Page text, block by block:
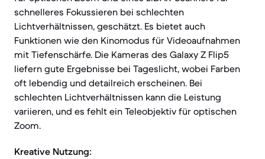
schnelleres Fokussieren bei schlechten
Lichtverhältnissen, geschätzt. Es bietet auch
Funktionen wie den Kinomodus für Videoaufnahmen
mit Tiefenschärfe. Die Kameras des Galaxy Z Flip5
liefern gute Ergebnisse bei Tageslicht, wobei Farben
oft lebendig und detailreich erscheinen. Bei
schlechten Lichtverhältnissen kann die Leistung
variieren, und es fehlt ein Teleobjektiv für optischen
Zoom.
Kreative Nutzung: